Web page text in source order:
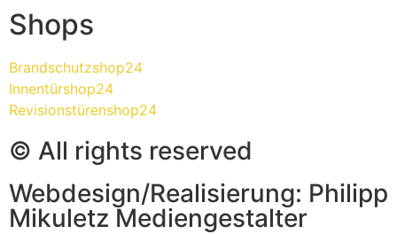
Shops
Brandschutzshop24
Innentürshop24
Revisionstürenshop24
© All rights reserved
Webdesign/Realisierung: Philipp
Mikuletz Mediengestalter